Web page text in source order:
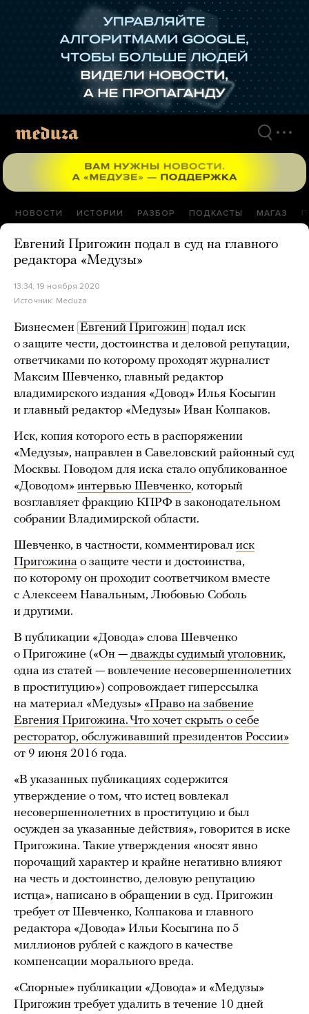
НОВОСТИ ИСТОРИИ РАЗБОР ПОДКАСТЫ МАГАЗ
Евгений Пригожин подал в суд на главного
редактора «Медузы»
13:34, 19 ноября 2020
Источник: Meduza
Бизнесмен Евгений Пригожин подал иск
о защите чести, достоинства и деловой репутации,
ответчиками по которому проходят журналист
Максим Шевченко, главный редактор
владимирского издания «Довод» Илья Косыгин
и главный редактор «Медузы» Иван Колпаков.
Иск, копия которого есть в распоряжении
«Медузы», направлен в Савеловский районный суд
Москвы. Поводом для иска стало опубликованное
«Доводом» интервью Шевченко, который
возглавляет фракцию КПРФ в законодательном
собрании Владимирской области.
Шевченко, в частности, комментировал иск
Пригожина о защите чести и достоинства,
по которому он проходит соответчиком вместе
с Алексеем Навальным, Любовью Соболь
и другими.
В публикации «Довода» слова Шевченко
о Пригожине («Он — дважды судимый уголовник,
одна из статей — вовлечение несовершеннолетних
в проституцию») сопровождает гиперссылка
на материал «Медузы» «Право на забвение
Евгения Пригожина. Что хочет скрыть о себе
ресторатор, обслуживавший президентов России»
от 9 июня 2016 года.
«В указанных публикациях содержится
утверждение о том, что истец вовлекал
несовершеннолетних в проституцию и был
осужден за указанные действия», говорится в иске
Пригожина. Такие утверждения «носят явно
порочащий характер и крайне негативно влияют
на честь и достоинство, деловую репутацию
истца», написано в обращении в суд. Пригожин
требует от Шевченко, Колпакова и главного
редактора «Довода» Ильи Косыгина по 5
миллионов рублей с каждого в качестве
компенсации морального вреда.
«Спорные» публикации «Довода» и «Медузы»
Пригожин требует удалить в течение 10 дней